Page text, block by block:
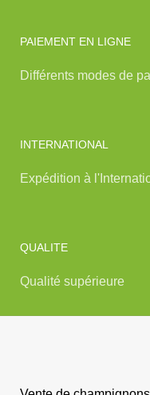
PAIEMENT EN LIGNE
Différents modes de
INTERNATIONAL
Expédition à
QUALITE
Qualité supérieure